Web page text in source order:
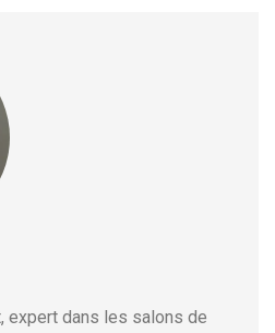
expert dans les salons de